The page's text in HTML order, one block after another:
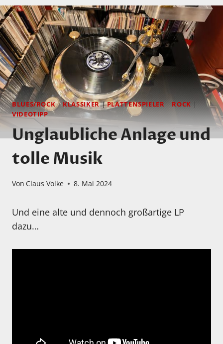
BLUES/ROCK|KLASSIKER|PLATTENSPIELER|ROCK |
VIDEOTIPP
Unglaubliche Anlage und
tolle Musik
Von Claus Volke 8. Mai 2024
Und eine alte und dennoch großartige LP
dazu…